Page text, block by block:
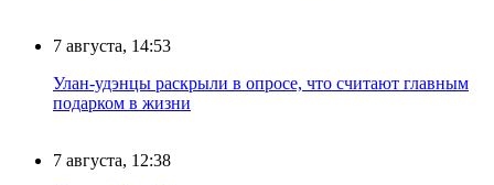
7 августа, 14:53
Улан-удэнцы раскрыли в опросе, что считают главным
подарком в жизни
7 августа, 12:38